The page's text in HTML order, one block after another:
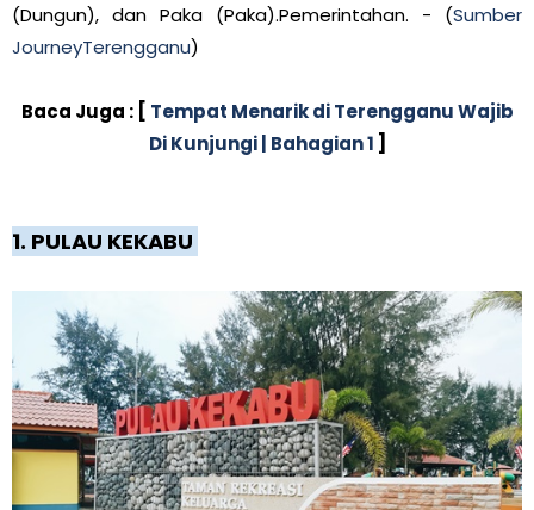
(Dungun), dan Paka (Paka).Pemerintahan. - (Sumber
JourneyTerengganu)
Baca Juga : [ Tempat Menarik di Terengganu Wajib
Di Kunjungi | Bahagian 1 ]
1. PULAU KEKABU